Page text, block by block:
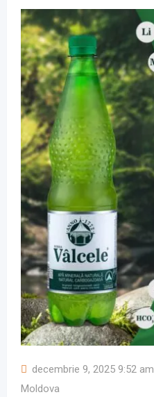
decembrie 9, 2025 9:52 am
Moldova